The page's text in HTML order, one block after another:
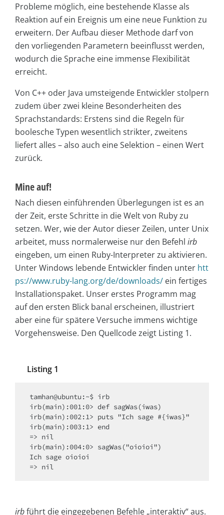
Probleme möglich, eine bestehende Klasse als
Reaktion auf ein Ereignis um eine neue Funktion zu
erweitern. Der Aufbau dieser Methode darf von
den vorliegenden Parametern beeinflusst werden,
wodurch die Sprache eine immense Flexibilität
erreicht.
Von C++ oder Java umsteigende Entwickler stolpern
zudem über zwei kleine Besonderheiten des
Sprachstandards: Erstens sind die Regeln für
boolesche Typen wesentlich strikter, zweitens
liefert alles – also auch eine Selektion – einen Wert
zurück.
Mine auf!
Nach diesen einführenden Überlegungen ist es an
der Zeit, erste Schritte in die Welt von Ruby zu
setzen. Wer, wie der Autor dieser Zeilen, unter Unix
arbeitet, muss normalerweise nur den Befehl irb
eingeben, um einen Ruby-Interpreter zu aktivieren.
Unter Windows lebende Entwickler finden unter htt
ps://www.ruby-lang.org/de/downloads/ ein fertiges
Installationspaket. Unser erstes Programm mag
auf den ersten Blick banal erscheinen, illustriert
aber eine für spätere Versuche immens wichtige
Vorgehensweise. Den Quellcode zeigt Listing 1.
Listing 1
tamhan@ubuntu:~$ irb
irb(main):001:0> def sagWas(iwas)
irb(main):002:1> puts "Ich sage #{iwas}"
irb(main):003:1> end
=> nil
irb(main):004:0> sagWas("oioioi")
Ich sage oioioi
=> nil
irbführt die eingegebenen Befehle „interaktiv“ aus.